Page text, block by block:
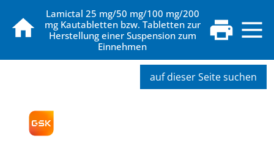
Lamictal 25 mg/50 mg/100 mg/200
mg Kautabletten bzw. Tabletten zur
Herstellung einer Suspension zum
Einnehmen
auf dieser Seite suchen